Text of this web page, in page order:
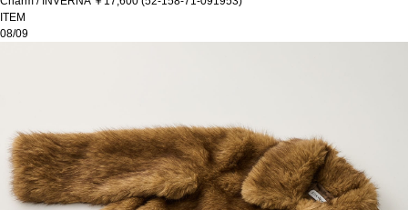
ITEM
08/09